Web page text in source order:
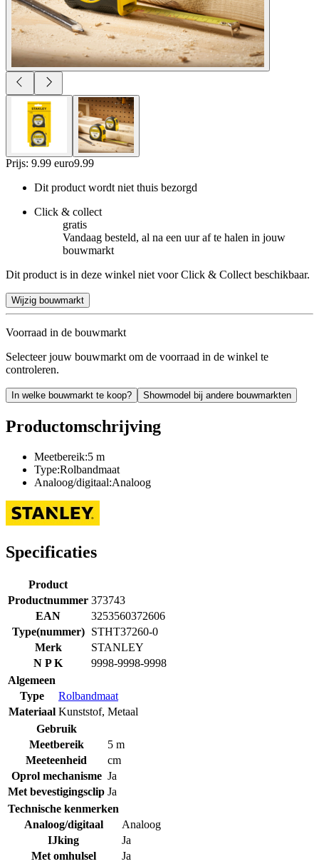
Prijs: 9.99 euro9.99
Dit product wordt niet thuis bezorgd
Click & collect
gratis
Vandaag besteld, al na een uur af te halen in jouw
bouwmarkt
Dit product is in deze winkel niet voor Click & Collect beschikbaar.
Wijzig bouwmarkt
Voorraad in de bouwmarkt
Selecteer jouw bouwmarkt om de voorraad in de winkel te
controleren.
In welke bouwmarkt te koop? Showmodel bij andere bouwmarkten
Productomschrijving
Meetbereik:5 m
Type:Rolbandmaat
Analoog/digitaal:Analoog
Specificaties
Product
Productnummer 373743
EAN
3253560372606
Type(nummer)
STHT37260-0
Merk
STANLEY
N P K
9998-9998-9998
Algemeen
Type
Rolbandmaat
Materiaal Kunststof, Metaal
Gebruik
Meetbereik
5 m
Meeteenheid
cm
Oprol mechanisme Ja
Met bevestigingsclip Ja
Technische kenmerken
Analoog/digitaal
Analoog
IJking
Ja
Met omhulsel
Ja